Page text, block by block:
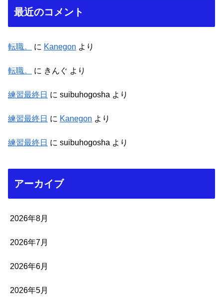
最近のコメント
転職。 に Kanegon より
転職。 に きんぐ より
練習最終日 に suibuhogosha より
練習最終日 に Kanegon より
練習最終日 に suibuhogosha より
アーカイブ
2026年8月
2026年7月
2026年6月
2026年5月